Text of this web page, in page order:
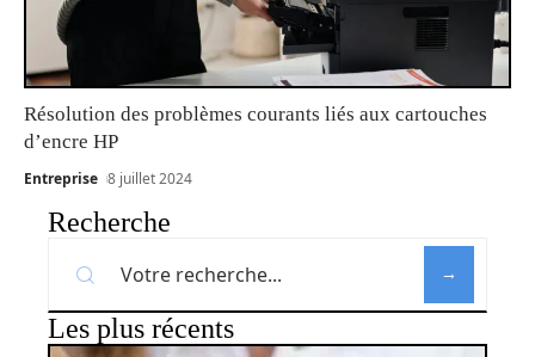
Résolution des problèmes courants liés aux cartouches
d’encre HP
Entreprise 8 juillet 2024
Recherche
Les plus récents